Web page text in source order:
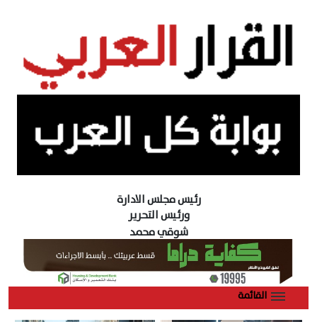
رئيس مجلس الادارة
ورئيس التحرير
شوقي محمد
القائمة